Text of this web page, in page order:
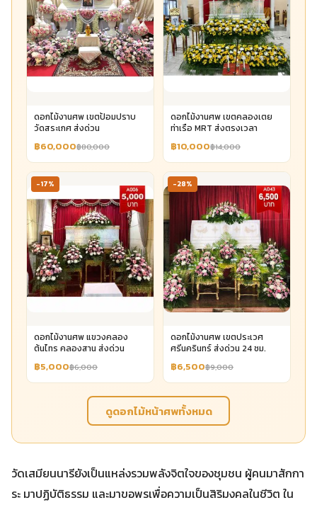
ดอกไม้งานศพ เขตป้อมปราบ
วัดสระเกศ ส่งด่วน
฿60,000฿80,000
ดอกไม้งานศพ เขตคลองเตย
ท่าเรือ MRT ส่งตรงเวลา
฿10,000฿14,000
-17%
ดอกไม้งานศพ แขวงคลอง
ต้นไทร คลองสาน ส่งด่วน
฿5,000฿6,000
-28%
ดอกไม้งานศพ เขตประเวศ
ศรีนครินทร์ ส่งด่วน 24 ชม.
฿6,500฿9,000
ดูดอกไม้หน้าศพทั้งหมด
วัดเสมียนนารียังเป็นแหล่งรวมพลังจิตใจของชุมชน ผู้คนมาสักกา
ระ มาปฏิบัติธรรม และมาขอพรเพื่อความเป็นสิริมงคลในชีวิต ใน